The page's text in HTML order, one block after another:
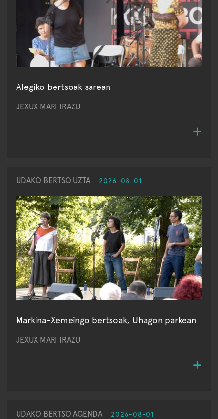
Alegiko bertsoak sarean
JEXUX MARI IRAZU
UDAKO BERTSO UZTA 2026-08-01
Markina-Xemeingo bertsoak, Uhagon parkean
JEXUX MARI IRAZU
UDAKO BERTSO AGENDA 2026-08-01